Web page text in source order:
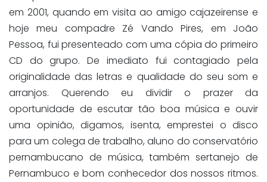
em 2001, quando em visita ao amigo cajazeirense e
hoje meu compadre Zé Vando Pires, em João
Pessoa, fui presenteado com uma cópia do primeiro
CD do grupo. De imediato fui contagiado pela
originalidade das letras e qualidade do seu som e
arranjos. Querendo eu dividir o prazer da
oportunidade de escutar tão boa música e ouvir
uma opinião, digamos, isenta, emprestei o disco
para um colega de trabalho, aluno do conservatório
pernambucano de música, também sertanejo de
Pernambuco e bom conhecedor dos nossos ritmos.